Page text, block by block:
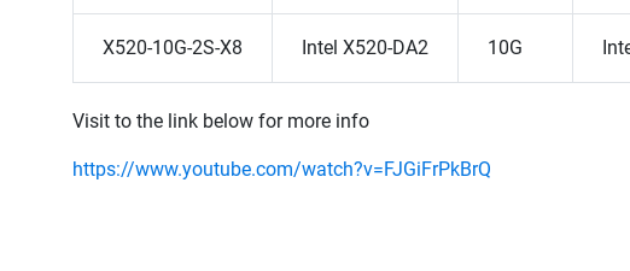
X520-10G-2S-X8 Intel X520-DA2 10G
Visit to the link below for more info
https://www.youtube.com/watch?v=FJGiFrPkBrQ